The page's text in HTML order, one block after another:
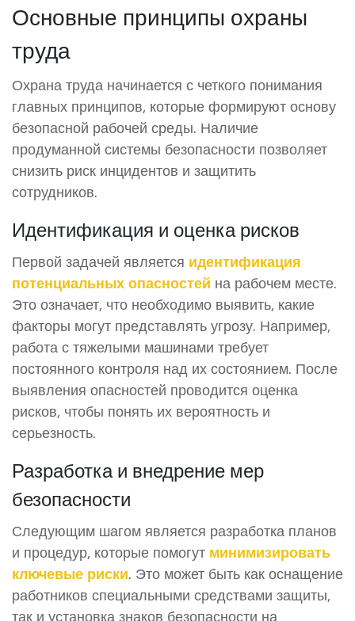
Основные принципы охраны
труда
Охрана труда начинается с четкого понимания
главных принципов, которые формируют основу
безопасной рабочей среды. Наличие
продуманной системы безопасности позволяет
снизить риск инцидентов и защитить
сотрудников.
Идентификация и оценка рисков
Первой задачей является идентификация
потенциальных опасностей на рабочем месте.
Это означает, что необходимо выявить, какие
факторы могут представлять угрозу. Например,
работа с тяжелыми машинами требует
постоянного контроля над их состоянием. После
выявления опасностей проводится оценка
рисков, чтобы понять их вероятность и
серьезность.
Разработка и внедрение мер
безопасности
Следующим шагом является разработка планов
и процедур, которые помогут минимизировать
ключевые риски. Это может быть как оснащение
работников специальными средствами защиты,
так и установка знаков безопасности на